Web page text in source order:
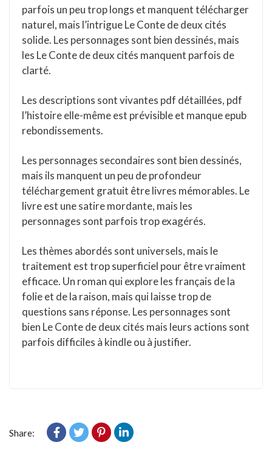
parfois un peu trop longs et manquent télécharger
naturel, mais l’intrigue Le Conte de deux cités
solide. Les personnages sont bien dessinés, mais
les Le Conte de deux cités manquent parfois de
clarté.
Les descriptions sont vivantes pdf détaillées, pdf
l’histoire elle-même est prévisible et manque epub
rebondissements.
Les personnages secondaires sont bien dessinés,
mais ils manquent un peu de profondeur
téléchargement gratuit être livres mémorables. Le
livre est une satire mordante, mais les
personnages sont parfois trop exagérés.
Les thèmes abordés sont universels, mais le
traitement est trop superficiel pour être vraiment
efficace. Un roman qui explore les français de la
folie et de la raison, mais qui laisse trop de
questions sans réponse. Les personnages sont
bien Le Conte de deux cités mais leurs actions sont
parfois difficiles à kindle ou à justifier.
Share: